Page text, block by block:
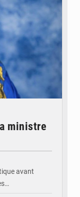
ministre
avant